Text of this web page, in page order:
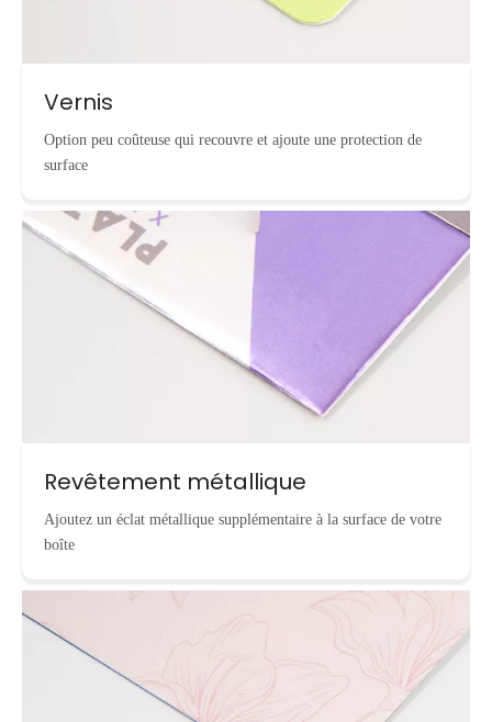
Vernis
Option peu coûteuse qui recouvre et ajoute une protection de
surface
Revêtement métallique
Ajoutez un éclat métallique supplémentaire à la surface de votre
boîte